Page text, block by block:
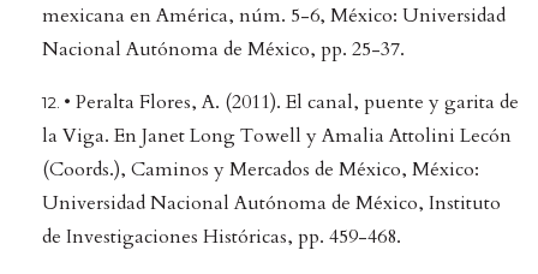
mexicana en América, núm. 5-6, México: Universidad
Nacional Autónoma de México, pp. 25-37.
• Peralta Flores, A. (2011). El canal, puente y garita de
la Viga. En Janet Long Towell y Amalia Attolini Lecón
(Coords.), Caminos y Mercados de México, México:
Universidad Nacional Autónoma de México, Instituto
de Investigaciones Históricas, pp. 459-468.